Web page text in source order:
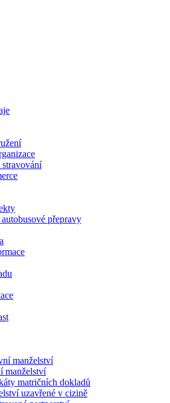
přepravy
manželství
manželství
matričních dokladů
uzavřené v cizině